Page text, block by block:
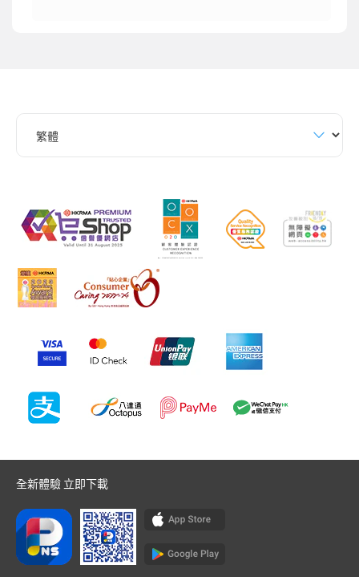
全新體驗 立即下載